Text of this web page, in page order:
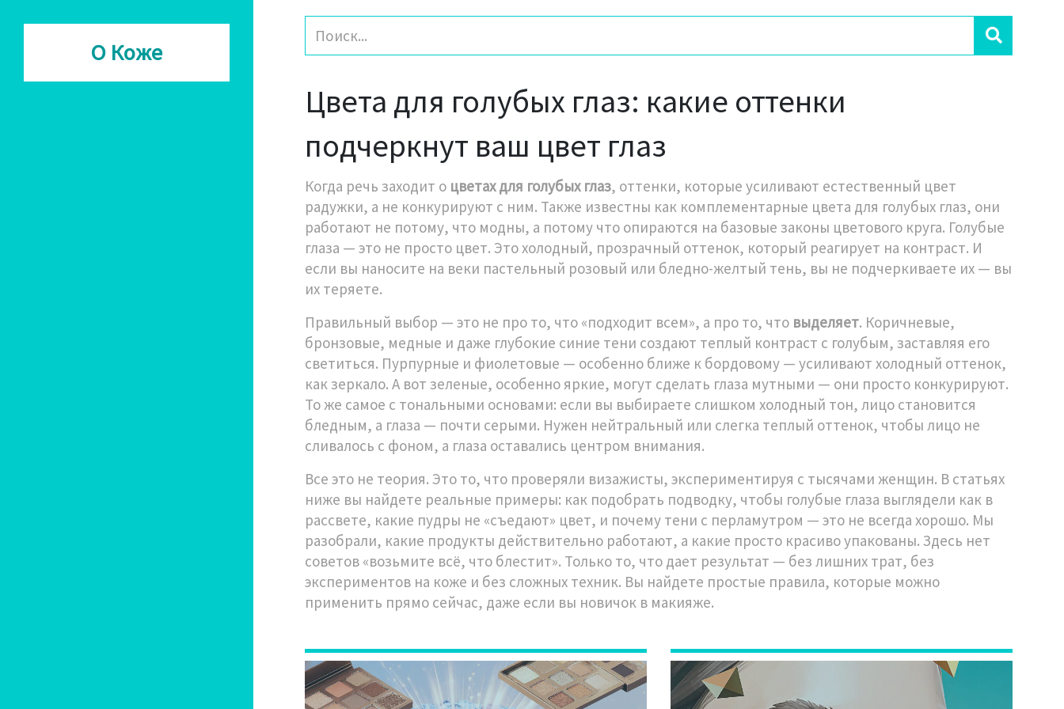
О Коже
Цвета для голубых глаз: какие оттенки
подчеркнут ваш цвет глаз
Когда речь заходит о цветах для голубых глаз, оттенки, которые усиливают естественный цвет
радужки, а не конкурируют с ним. Также известны как комплементарные цвета для голубых глаз, они
работают не потому, что модны, а потому что опираются на базовые законы цветового круга. Голубые
глаза — это не просто цвет. Это холодный, прозрачный оттенок, который реагирует на контраст. И
если вы наносите на веки пастельный розовый или бледно-желтый тень, вы не подчеркиваете их — вы
их теряете.
Правильный выбор — это не про то, что «подходит всем», а про то, что выделяет. Коричневые,
бронзовые, медные и даже глубокие синие тени создают теплый контраст с голубым, заставляя его
светиться. Пурпурные и фиолетовые — особенно ближе к бордовому — усиливают холодный оттенок,
как зеркало. А вот зеленые, особенно яркие, могут сделать глаза мутными — они просто конкурируют.
То же самое с тональными основами: если вы выбираете слишком холодный тон, лицо становится
бледным, а глаза — почти серыми. Нужен нейтральный или слегка теплый оттенок, чтобы лицо не
сливалось с фоном, а глаза оставались центром внимания.
Все это не теория. Это то, что проверяли визажисты, экспериментируя с тысячами женщин. В статьях
ниже вы найдете реальные примеры: как подобрать подводку, чтобы голубые глаза выглядели как в
рассвете, какие пудры не «съедают» цвет, и почему тени с перламутром — это не всегда хорошо. Мы
разобрали, какие продукты действительно работают, а какие просто красиво упакованы. Здесь нет
советов «возьмите всё, что блестит». Только то, что дает результат — без лишних трат, без
экспериментов на коже и без сложных техник. Вы найдете простые правила, которые можно
применить прямо сейчас, даже если вы новичок в макияже.